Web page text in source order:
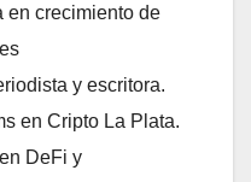
en crecimiento de
y escritora.
en Cripto La Plata.
DeFi y